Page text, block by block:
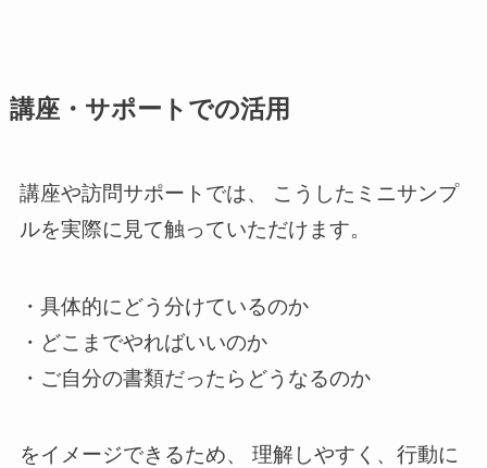
講座・サポートでの活用
講座や訪問サポートでは、 こうしたミニサンプ
ルを実際に見て触っていただけます。
・具体的にどう分けているのか
・どこまでやればいいのか
・ご自分の書類だったらどうなるのか
をイメージできるため、 理解しやすく、行動に